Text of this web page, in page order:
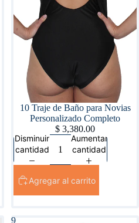
10 Traje de Baño para Novias
Personalizado Completo
$ 3,380.00
Disminuir
cantidad
Aumentar
cantidad
Agregar al carrito
9